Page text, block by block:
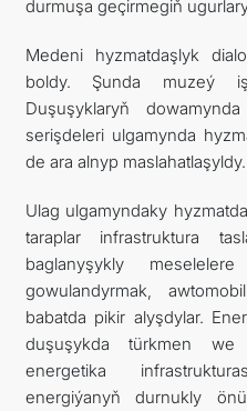
durmuşa geçirmegiň
Medeni hyzmatdaşlyk
boldy. Şunda muzeý
Duşuşyklaryň
serişdeleri ulgamynda
de ara alnyp maslahatlaşyldy.
Ulag ulgamyndaky
taraplar infrastruktura
baglanyşykly
gowulandyrmak,
babatda pikir alyşdylar.
duşuşykda türkmen we
energetika
energiýanyň durnukly